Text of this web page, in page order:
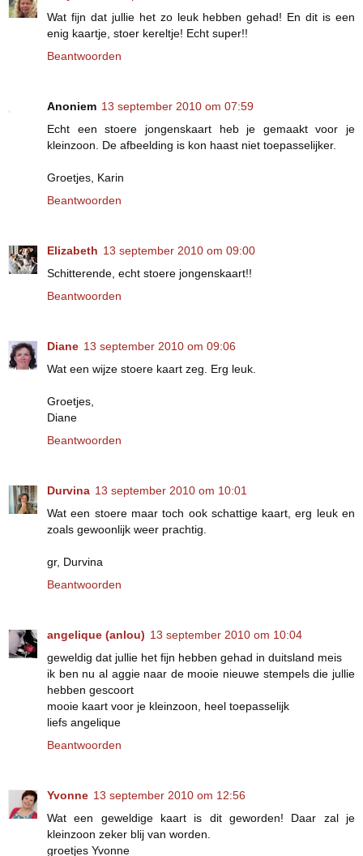
Wat fijn dat jullie het zo leuk hebben gehad! En dit is een
enig kaartje, stoer kereltje! Echt super!!
Beantwoorden
Anoniem 13 september 2010 om 07:59
Echt een stoere jongenskaart heb je gemaakt voor je
kleinzoon. De afbeelding is kon haast niet toepasselijker.
Groetjes, Karin
Beantwoorden
Elizabeth 13 september 2010 om 09:00
Schitterende, echt stoere jongenskaart!!
Beantwoorden
Diane 13 september 2010 om 09:06
Wat een wijze stoere kaart zeg. Erg leuk.
Groetjes,
Diane
Beantwoorden
Durvina 13 september 2010 om 10:01
Wat een stoere maar toch ook schattige kaart, erg leuk en
zoals gewoonlijk weer prachtig.
gr, Durvina
Beantwoorden
angelique (anlou) 13 september 2010 om 10:04
geweldig dat jullie het fijn hebben gehad in duitsland meis
ik ben nu al aggie naar de mooie nieuwe stempels die jullie
hebben gescoort
mooie kaart voor je kleinzoon, heel toepasselijk
liefs angelique
Beantwoorden
Yvonne 13 september 2010 om 12:56
Wat een geweldige kaart is dit geworden! Daar zal je
kleinzoon zeker blij van worden.
groetjes Yvonne